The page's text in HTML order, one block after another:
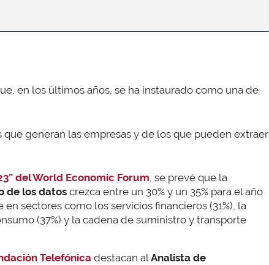
en los últimos años, se ha instaurado como una de
generan las empresas y de los que pueden extraer
del World Economic Forum, se prevé que la
de los datos crezca entre un 30% y un 35% para el año
sectores como los servicios financieros (31%), la
(37%) y la cadena de suministro y transporte
Telefónicadestacan alAnalista de